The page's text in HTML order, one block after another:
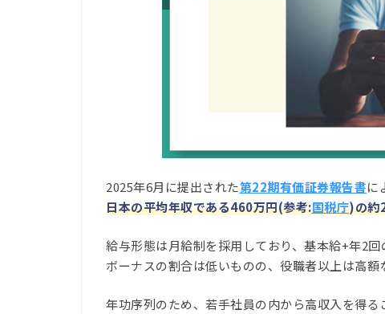
2025年6月に提出された第22期有価証券報告書に
日本の平均年収である460万円(参考:国税庁)の約
給与形態は月給制を採用しており、基本給+年2
ボーナスの割合は低いものの、役職者以上は高額
年功序列のため、若手社員の内から高収入を得